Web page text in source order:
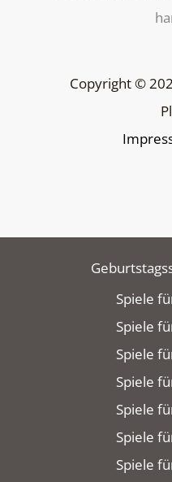
Copyright ©
Spiele
Spiele
Spiele
Spiele
Spiele
Spiele
Spiele